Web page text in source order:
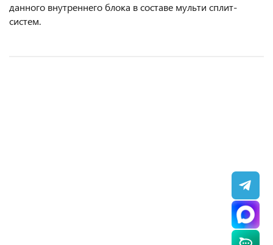
данного внутреннего блока в составе мульти сплит-
систем.
Кассетная сплит-система AUX ALCA-HS60/5DR2Q
Настенная сплит-система AUX ASW-H12B4/FJ-